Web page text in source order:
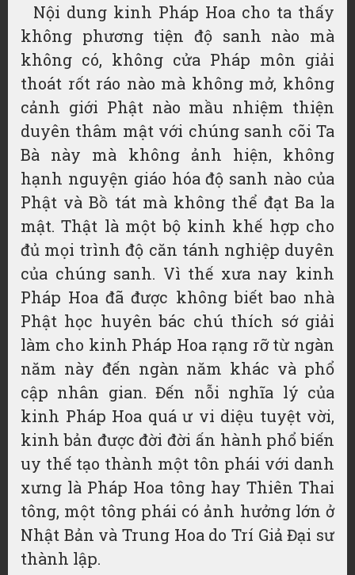
Nội dung kinh Pháp Hoa cho ta thấy
không phương tiện độ sanh nào mà
không có, không cửa Pháp môn giải
thoát rốt ráo nào mà không mở, không
cảnh giới Phật nào mầu nhiệm thiện
duyên thâm mật với chúng sanh cõi Ta
Bà này mà không ảnh hiện, không
hạnh nguyện giáo hóa độ sanh nào của
Phật và Bồ tát mà không thể đạt Ba la
mật. Thật là một bộ kinh khế hợp cho
đủ mọi trình độ căn tánh nghiệp duyên
của chúng sanh. Vì thế xưa nay kinh
Pháp Hoa đã được không biết bao nhà
Phật học huyên bác chú thích sớ giải
làm cho kinh Pháp Hoa rạng rỡ từ ngàn
năm này đến ngàn năm khác và phổ
cập nhân gian. Đến nỗi nghĩa lý của
kinh Pháp Hoa quá ư vi diệu tuyệt vời,
kinh bản được đời đời ấn hành phổ biến
uy thế tạo thành một tôn phái với danh
xưng là Pháp Hoa tông hay Thiên Thai
tông, một tông phái có ảnh hưởng lớn ở
Nhật Bản và Trung Hoa do Trí Giả Đại sư
thành lập.